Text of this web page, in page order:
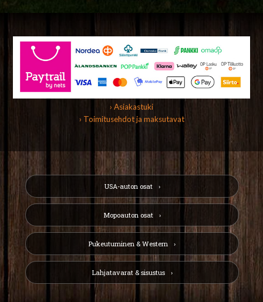
› Asiakastuki
› Toimitusehdot ja maksutavat
USA-auton osat
Mopoauton osat
Pukeutuminen & Western
Lahjatavarat & sisustus